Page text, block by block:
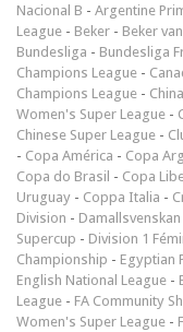
Nacional B - Argentine
League - Beker - Beker
Bundesliga - Bundesliga
Champions League -
Champions League -
Women's Super League -
Chinese Super League -
- Copa América - Copa
Copa do Brasil - Copa
Uruguay - Coppa Italia -
Division - Damallsvenskan
Supercup - Division 1
Championship - Egyptian
English National League -
League - FA Community
Women's Super League -